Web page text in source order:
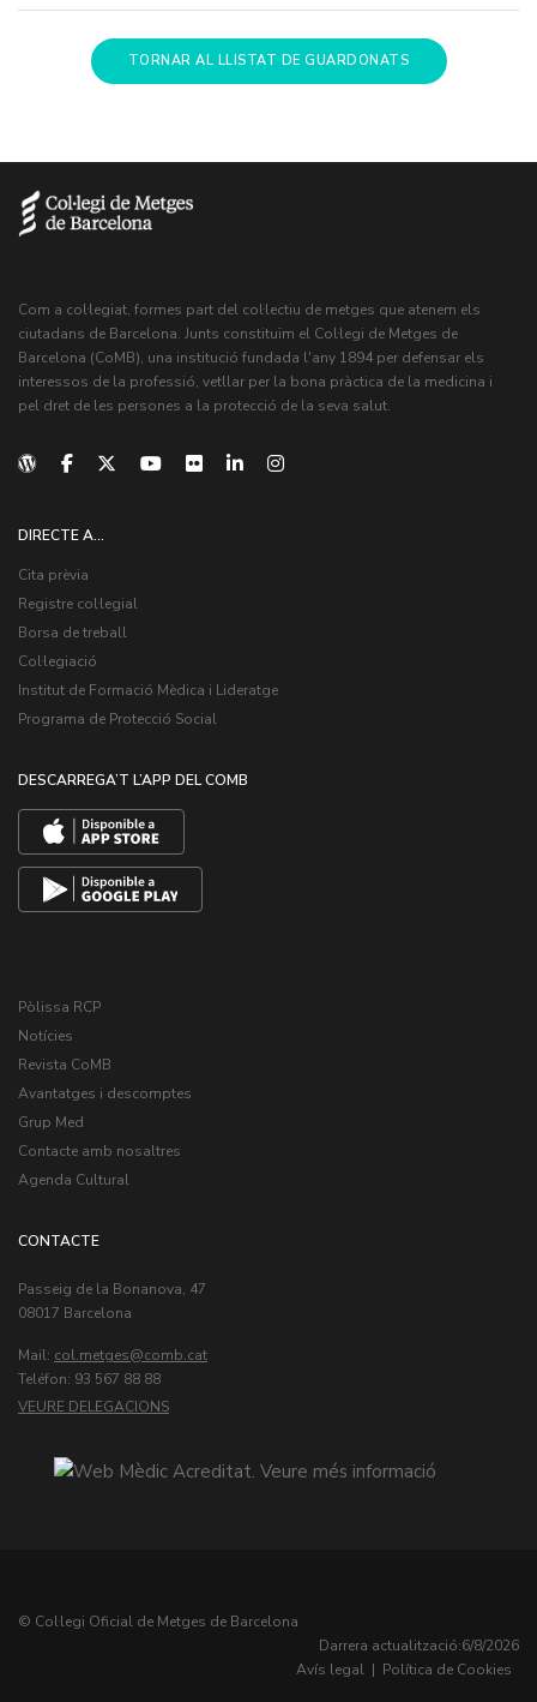
TORNAR AL LLISTAT DE GUARDONATS
Com a col·legiat, formes part del col·lectiu de metges que atenem els
ciutadans de Barcelona. Junts constituïm el Col·legi de Metges de
Barcelona (CoMB), una institució fundada l'any 1894 per defensar els
interessos de la professió, vetllar per la bona pràctica de la medicina i
pel dret de les persones a la protecció de la seva salut.
DIRECTE A...
Cita prèvia
Registre col·legial
Borsa de treball
Col·legiació
Institut de Formació Mèdica i Lideratge
Programa de Protecció Social
DESCARREGA’T L’APP DEL COMB
Pòlissa RCP
Notícies
Revista CoMB
Avantatges i descomptes
Grup Med
Contacte amb nosaltres
Agenda Cultural
CONTACTE
Passeig de la Bonanova, 47
08017 Barcelona
Mail: col.metges
Teléfon: 93 567 88 88
VEURE DELEGACIONS
© Col·legi Oficial de Metges de Barcelona
Darrera actualització:6/8/2026
Avís legal | Política de Cookies